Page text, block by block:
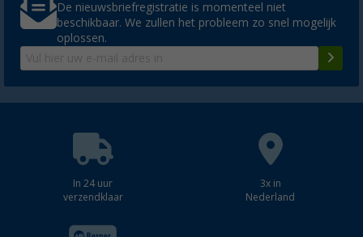
De nieuwsbriefregistratie is momenteel niet
beschikbaar. We zullen het probleem zo snel mogelijk
oplossen.
In 24 uur
verzendklaar
3x in
Nederland